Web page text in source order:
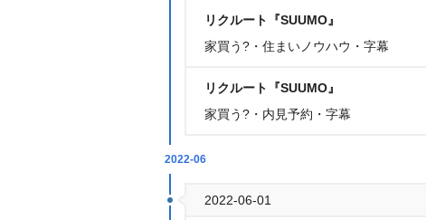
リクルート『SUUMO』
家買う?・住まいノウハウ・字幕
リクルート『SUUMO』
家買う?・内見予約・字幕
2022-06
2022-06-01